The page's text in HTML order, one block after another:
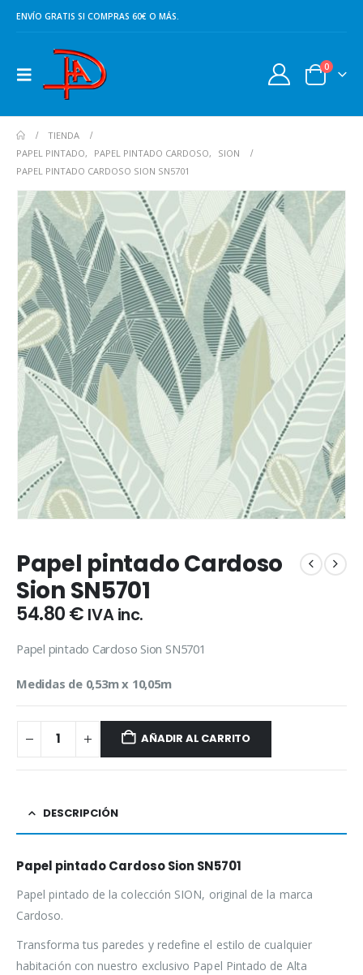
ENVÍO GRATIS SI COMPRAS 60€ O MÁS.
0
TIENDA
PAPEL PINTADO, PAPEL PINTADO CARDOSO,
SION
PAPEL PINTADO CARDOSO SION SN5701
Papel pintado Cardoso
Sion SN5701
54.80€ IVA inc.
Papel pintado Cardoso Sion SN5701
Medidas de 0,53m x 10,05m
AÑADIR AL CARRITO
DESCRIPCIÓN
Papel pintado Cardoso Sion SN5701
Papel pintado de la colección SION, original de la marca
Cardoso.
Transforma tus paredes y redefine el estilo de cualquier
habitación con nuestro exclusivo Papel Pintado de Alta